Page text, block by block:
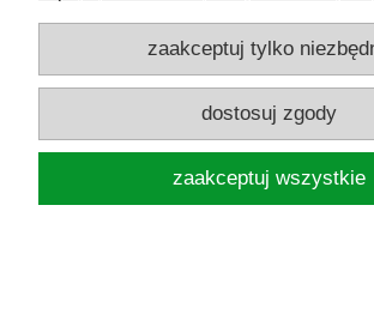
MIKADO ŻYŁKA
0,16MM/30M
zaakceptuj tylko
dostosuj zgody
zaakceptuj wszystkie